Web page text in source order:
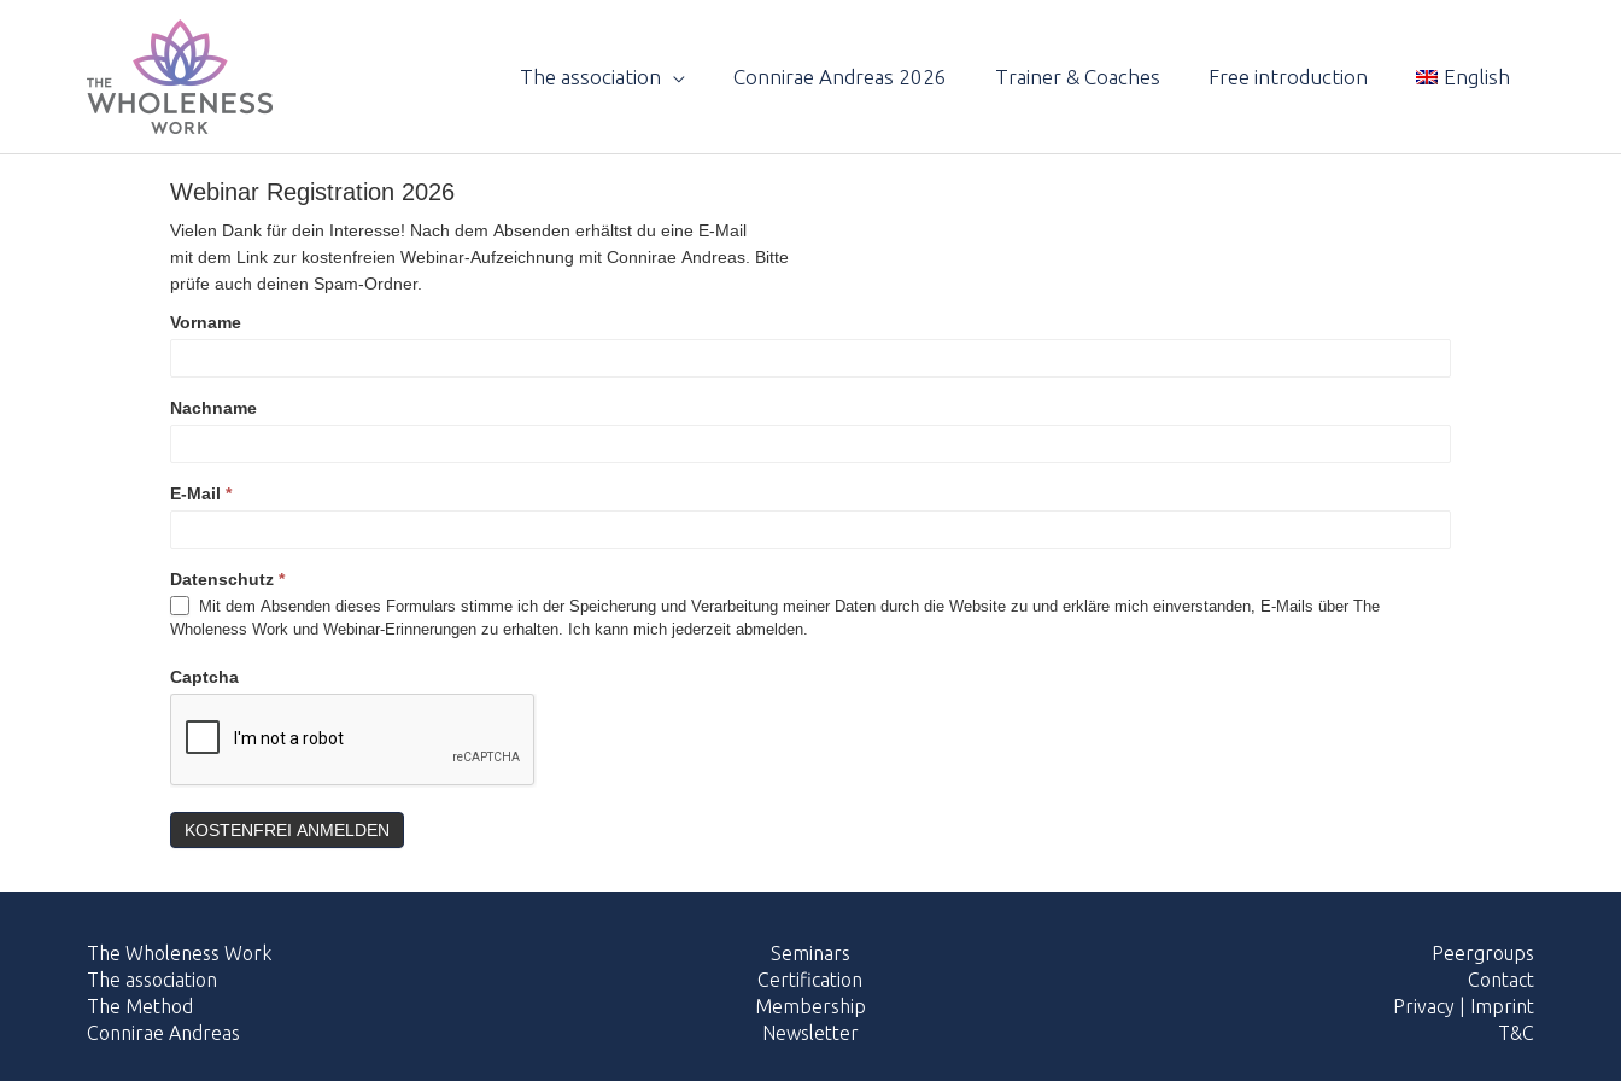
The association Connirae Andreas 2026 Trainer & Coaches Free introduction English
Webinar
Registration
2026
Webinar Registration 2026
Vielen Dank für dein Interesse! Nach dem Absenden erhältst du eine E-Mail
mit dem Link zur kostenfreien Webinar-Aufzeichnung mit Connirae Andreas. Bitte
prüfe auch deinen Spam-Ordner.
Vorname
Nachname
E-Mail *
Datenschutz *
Mit dem Absenden dieses Formulars stimme ich der Speicherung und Verarbeitung meiner Daten durch die Website zu und erkläre mich einverstanden, E-Mails über The
Wholeness Work und Webinar-Erinnerungen zu erhalten. Ich kann mich jederzeit abmelden.
Captcha
KOSTENFREI ANMELDEN
The Wholeness Work
The association
The Method
Connirae Andreas
Seminars
Certification
Membership
Newsletter
Peergroups
Contact
Privacy
Imprint
T&C